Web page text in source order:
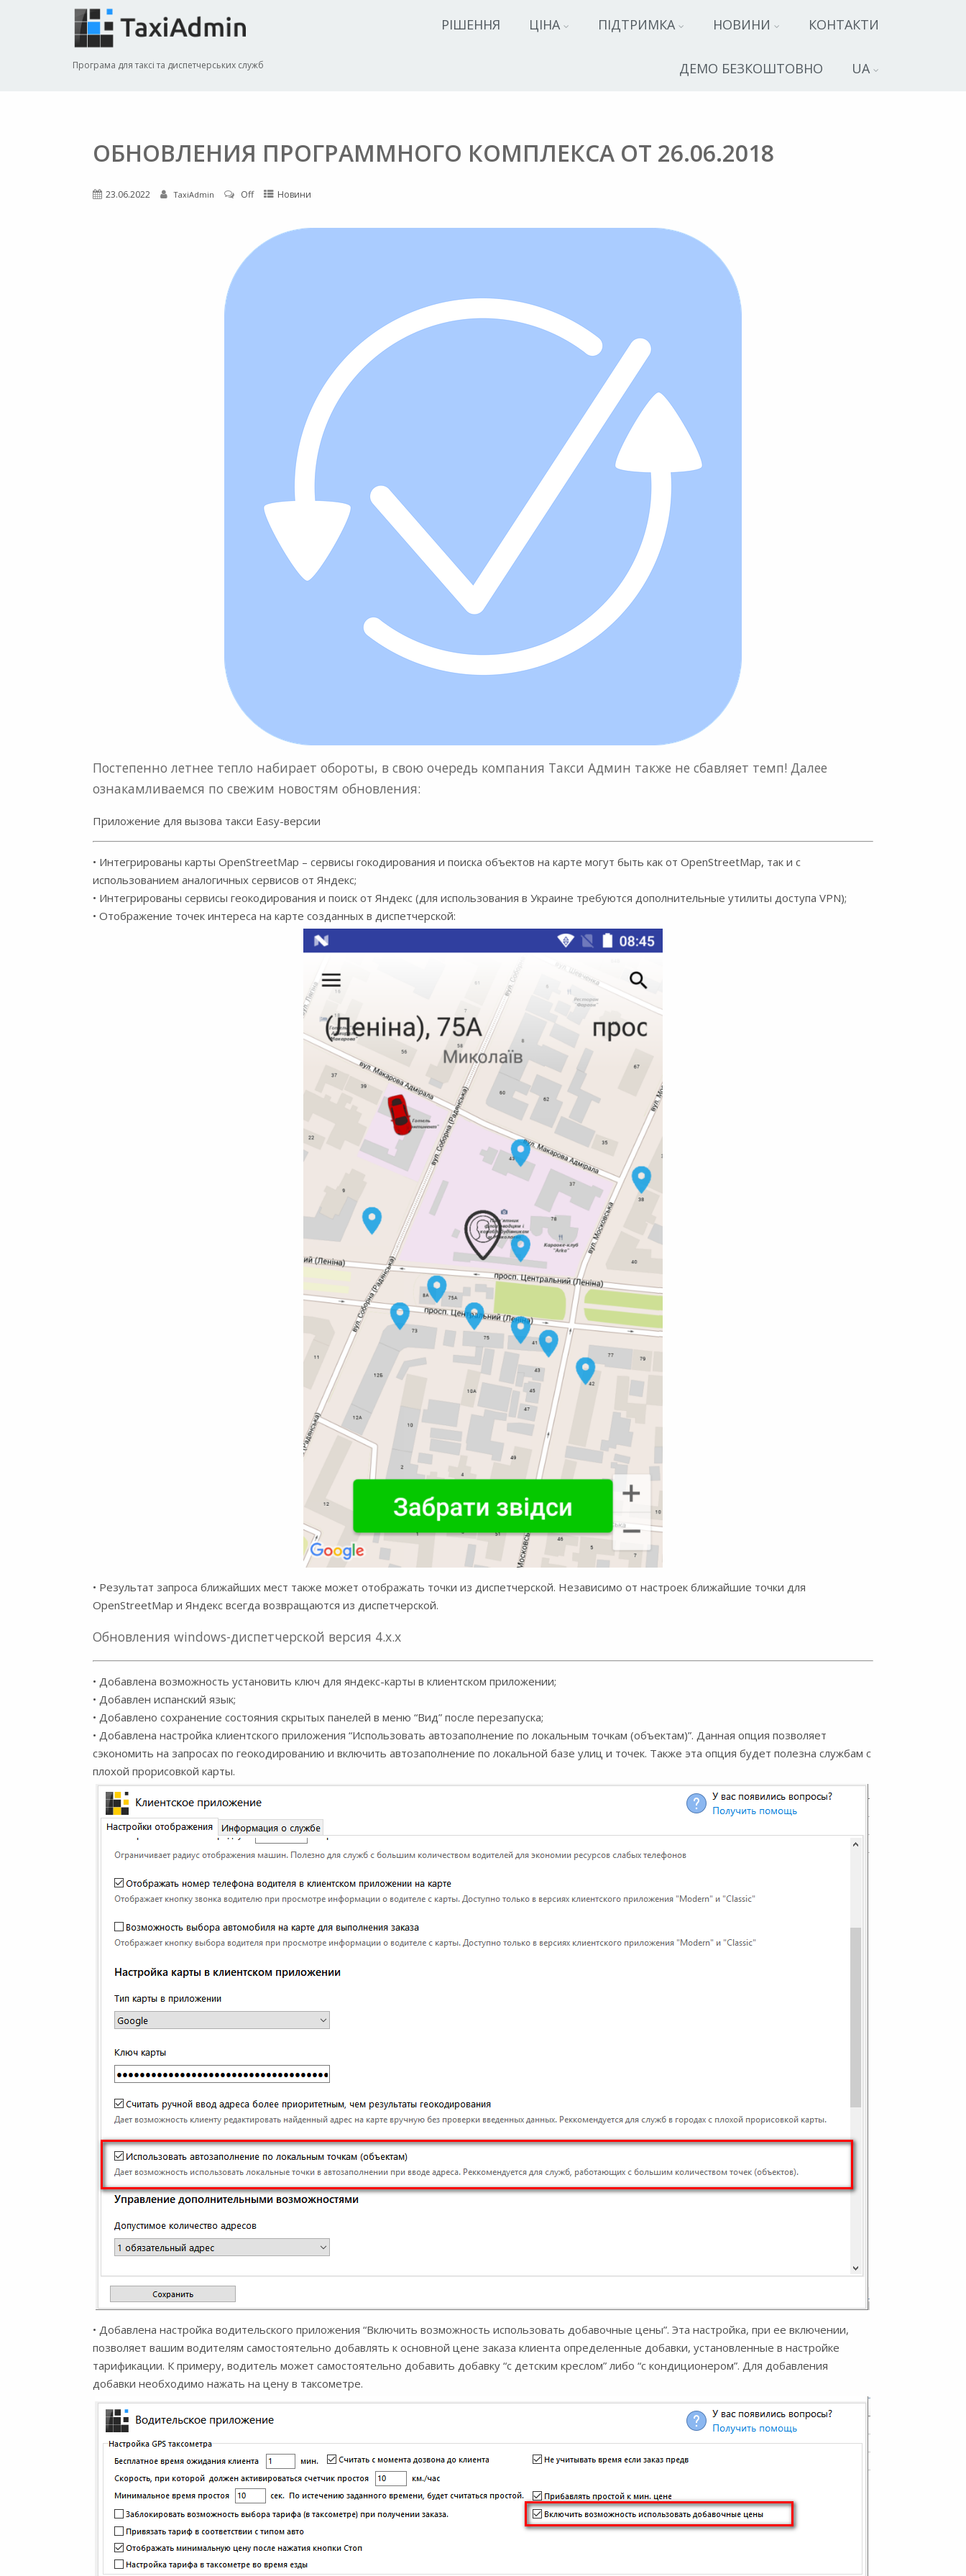
Програма для таксі та диспетчерських служб
РІШЕННЯ ЦІНА ПІДТРИМКА НОВИНИ КОНТАКТИ
ДЕМО БЕЗКОШТОВНО UA
ОБНОВЛЕНИЯ ПРОГРАММНОГО КОМПЛЕКСА ОТ 26.06.2018
23.06.2022 TaxiAdmin Off Новини
Постепенно летнее тепло набирает обороты, в свою очередь компания Такси Админ также не сбавляет темп! Далее
ознакамливаемся по свежим новостям обновления:
Приложение для вызова такси Easy-версии
• Интегрированы карты OpenStreetMap – сервисы гокодирования и поиска объектов на карте могут быть как от OpenStreetMap, так и с
использованием аналогичных сервисов от Яндекс;
• Интегрированы сервисы геокодирования и поиск от Яндекс (для использования в Украине требуются дополнительные утилиты доступа VPN);
• Отображение точек интереса на карте созданных в диспетчерской:
• Результат запроса ближайших мест также может отображать точки из диспетчерской. Независимо от настроек ближайшие точки для
OpenStreetMap и Яндекс всегда возвращаются из диспетчерской.
Обновления windows-диспетчерской версия 4.х.х
• Добавлена возможность установить ключ для яндекс-карты в клиентском приложении;
• Добавлен испанский язык;
• Добавлено сохранение состояния скрытых панелей в меню “Вид” после перезапуска;
• Добавлена настройка клиентского приложения “Использовать автозаполнение по локальным точкам (объектам)”. Данная опция позволяет
сэкономить на запросах по геокодированию и включить автозаполнение по локальной базе улиц и точек. Также эта опция будет полезна службам с
плохой прорисовкой карты.
• Добавлена настройка водительского приложения “Включить возможность использовать добавочные цены”. Эта настройка, при ее включении,
позволяет вашим водителям самостоятельно добавлять к основной цене заказа клиента определенные добавки, установленные в настройке
тарификации. К примеру, водитель может самостоятельно добавить добавку “с детским креслом” либо “с кондиционером”. Для добавления
добавки необходимо нажать на цену в таксометре.